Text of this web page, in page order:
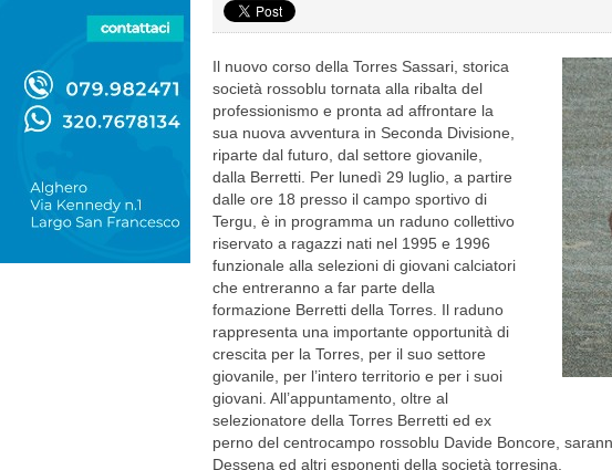
Il nuovo corso della Torres Sassari, storica
società rossoblu tornata alla ribalta del
professionismo e pronta ad affrontare la
sua nuova avventura in Seconda Divisione,
riparte dal futuro, dal settore giovanile,
dalla Berretti. Per lunedì 29 luglio, a partire
dalle ore 18 presso il campo sportivo di
Tergu, è in programma un raduno collettivo
riservato a ragazzi nati nel 1995 e 1996
funzionale alla selezioni di giovani calciatori
che entreranno a far parte della
formazione Berretti della Torres. Il raduno
rappresenta una importante opportunità di
crescita per la Torres, per il suo settore
giovanile, per l’intero territorio e per i suoi
giovani. All’appuntamento, oltre al
selezionatore della Torres Berretti ed ex
perno del centrocampo rossoblu Davide Boncore,
Dessena ed altri esponenti della società torresina.